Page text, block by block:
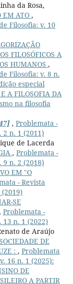
da Rosa,
EM ATO ,
Filosofia: v. 10
FILOSÓFICOS A
HUMANOS ,
Filosofia: v. 8 n.
especial
A FILOSOFIA DA
na filosofia
, Problemata -
n. 1 (2011)
de Lacerda
, Problemata -
n. 2 (2018)
EM "O
- Revista
SE
Problemata -
n. 1 (2022)
de Araújo
DE
: , Problemata
16 n. 1 (2025):
DE
A PARTIR